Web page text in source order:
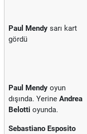
Paul Mendy sarı kart
gördü
Paul Mendy oyun
dışında. Yerine Andrea
Belotti oyunda.
Sebastiano Esposito